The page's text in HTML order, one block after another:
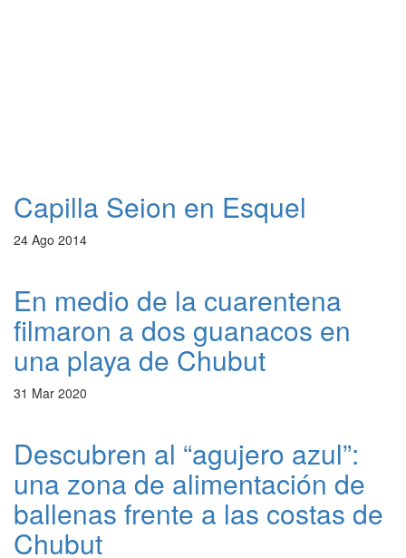
Capilla Seion en Esquel
24 Ago 2014
En medio de la cuarentena
filmaron a dos guanacos en
una playa de Chubut
31 Mar 2020
Descubren al “agujero azul”:
una zona de alimentación de
ballenas frente a las costas de
Chubut